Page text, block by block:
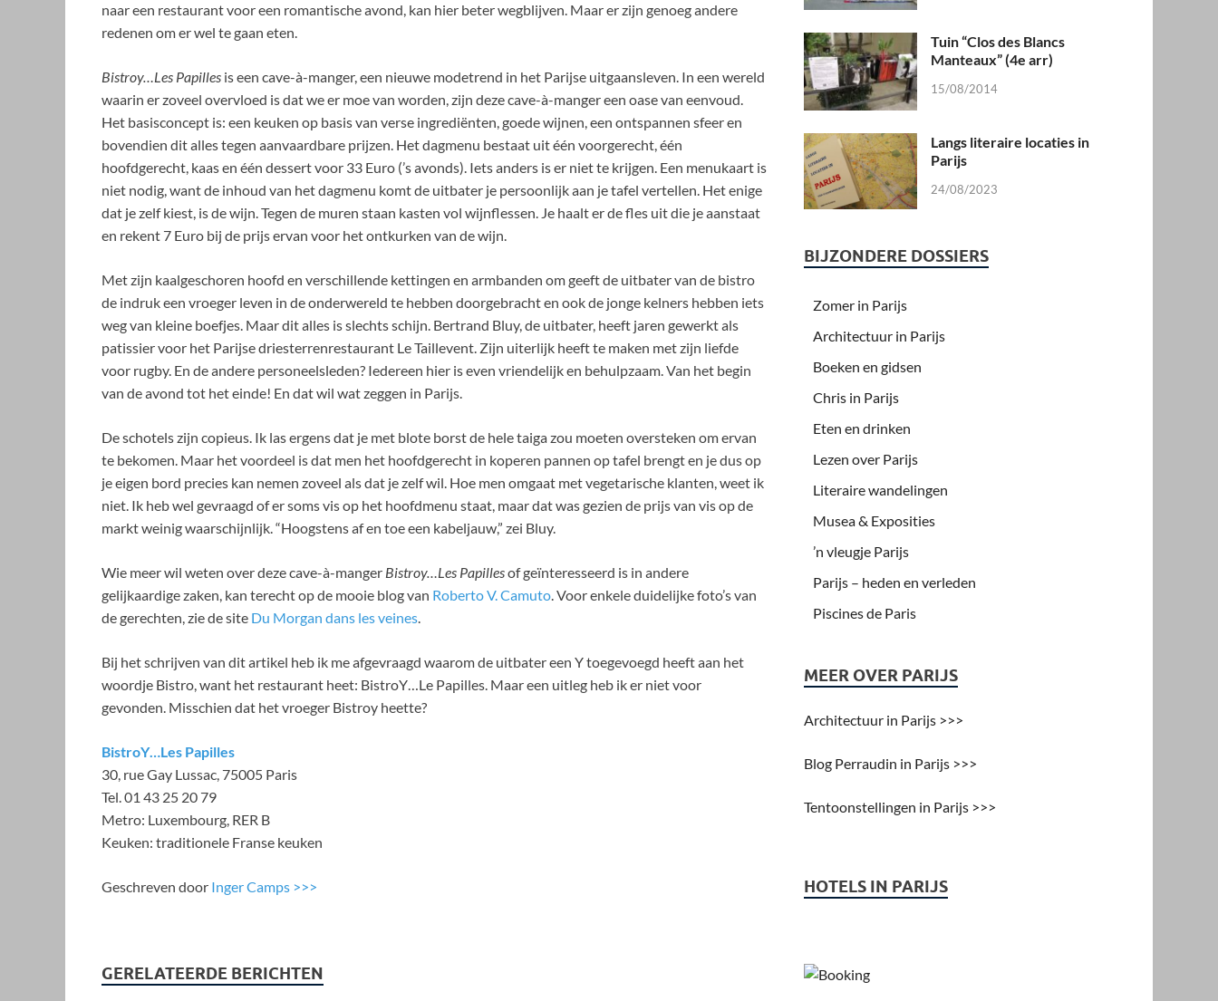
naar een restaurant voor een romantische avond, kan hier beter wegblijven. Maar er zijn genoeg andere
redenen om er wel te gaan eten.
Bistroy…Les Papilles is een cave-à-manger, een nieuwe modetrend in het Parijse uitgaansleven. In een wereld
waarin er zoveel overvloed is dat we er moe van worden, zijn deze cave-à-manger een oase van eenvoud.
Het basisconcept is: een keuken op basis van verse ingrediënten, goede wijnen, een ontspannen sfeer en
bovendien dit alles tegen aanvaardbare prijzen. Het dagmenu bestaat uit één voorgerecht, één
hoofdgerecht, kaas en één dessert voor 33 Euro (’s avonds). Iets anders is er niet te krijgen. Een menukaart is
niet nodig, want de inhoud van het dagmenu komt de uitbater je persoonlijk aan je tafel vertellen. Het enige
dat je zelf kiest, is de wijn. Tegen de muren staan kasten vol wijnflessen. Je haalt er de fles uit die je aanstaat
en rekent 7 Euro bij de prijs ervan voor het ontkurken van de wijn.
Met zijn kaalgeschoren hoofd en verschillende kettingen en armbanden om geeft de uitbater van de bistro
de indruk een vroeger leven in de onderwereld te hebben doorgebracht en ook de jonge kelners hebben iets
weg van kleine boefjes. Maar dit alles is slechts schijn. Bertrand Bluy, de uitbater, heeft jaren gewerkt als
patissier voor het Parijse driesterrenrestaurant Le Taillevent. Zijn uiterlijk heeft te maken met zijn liefde
voor rugby. En de andere personeelsleden? Iedereen hier is even vriendelijk en behulpzaam. Van het begin
van de avond tot het einde! En dat wil wat zeggen in Parijs.
De schotels zijn copieus. Ik las ergens dat je met blote borst de hele taiga zou moeten oversteken om ervan
te bekomen. Maar het voordeel is dat men het hoofdgerecht in koperen pannen op tafel brengt en je dus op
je eigen bord precies kan nemen zoveel als dat je zelf wil. Hoe men omgaat met vegetarische klanten, weet ik
niet. Ik heb wel gevraagd of er soms vis op het hoofdmenu staat, maar dat was gezien de prijs van vis op de
markt weinig waarschijnlijk. “Hoogstens af en toe een kabeljauw,” zei Bluy.
Wie meer wil weten over deze cave-à-manger Bistroy…Les Papillesof geïnteresseerd is in andere
gelijkaardige zaken, kan terecht op de mooie blog van Roberto V. Camuto. Voor enkele duidelijke foto’s van
de gerechten, zie de site Du Morgan dans les veines.
Bij het schrijven van dit artikel heb ik me afgevraagd waarom de uitbater een Y toegevoegd heeft aan het
woordje Bistro, want het restaurant heet: BistroY…Le Papilles. Maar een uitleg heb ik er niet voor
gevonden. Misschien dat het vroeger Bistroy heette?
BistroY…Les Papilles
30, rue Gay Lussac, 75005 Paris
Tel. 01 43 25 20 79
Metro: Luxembourg, RER B
Keuken: traditionele Franse keuken
Geschreven door Inger Camps >>>
GERELATEERDE BERICHTEN
Tuin “Clos des Blancs
Manteaux” (4e arr)
15/08/2014
Langs literaire locaties in
Parijs
24/08/2023
BIJZONDERE DOSSIERS
Zomer in Parijs
Architectuur in Parijs
Boeken en gidsen
Chris in Parijs
Eten en drinken
Lezen over Parijs
Literaire wandelingen
Musea & Exposities
’n vleugje Parijs
Parijs – heden en verleden
Piscines de Paris
MEER OVER PARIJS
Architectuur in Parijs >>>
Blog Perraudin in Parijs >>>
Tentoonstellingen in Parijs >>>
HOTELS IN PARIJS